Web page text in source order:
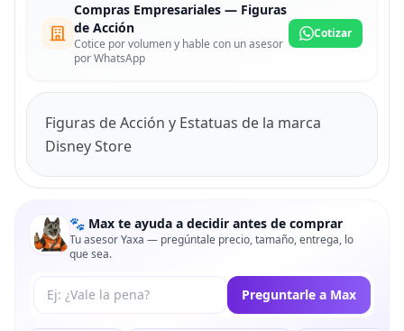
Compras Empresariales — Figuras
de Acción
Cotice por volumen y hable con un asesor
por WhatsApp
Cotizar
Figuras de Acción y Estatuas de la marca
Disney Store
🐾 Max te ayuda a decidir antes de comprar
Tu asesor Yaxa — pregúntale precio, tamaño, entrega, lo
que sea.
Tu pregunta a Max Preguntarle a Max